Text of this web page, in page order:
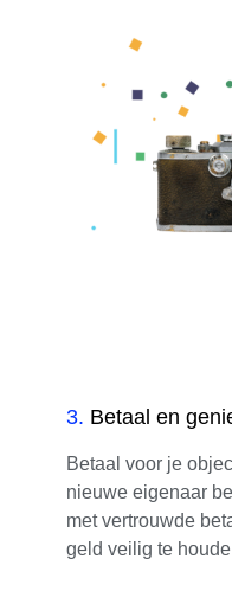
3. Betaal en
Betaal voor je
nieuwe eigenaar
met vertrouwde
geld veilig te